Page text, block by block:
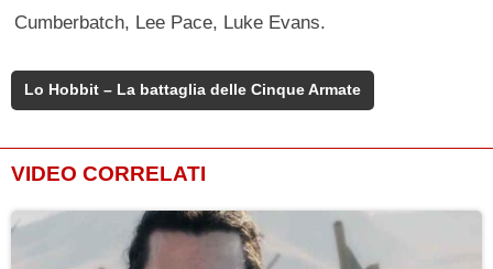
Cumberbatch, Lee Pace, Luke Evans.
Lo Hobbit – La battaglia delle Cinque Armate
VIDEO CORRELATI